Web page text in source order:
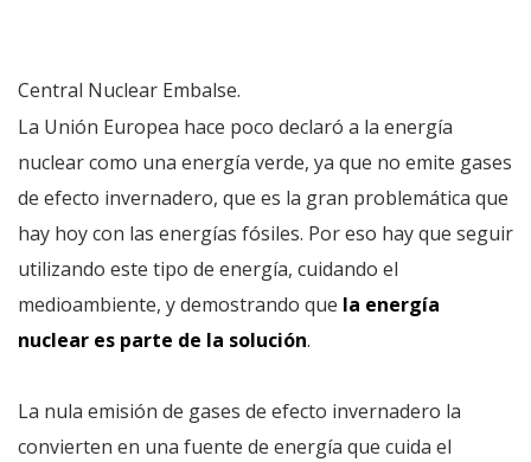
Central Nuclear Embalse.
La Unión Europea hace poco declaró a la energía
nuclear como una energía verde, ya que no emite gases
de efecto invernadero, que es la gran problemática que
hay hoy con las energías fósiles. Por eso hay que seguir
utilizando este tipo de energía, cuidando el
medioambiente, y demostrando que la energía
nuclear es parte de la solución.
La nula emisión de gases de efecto invernadero la
convierten en una fuente de energía que cuida el